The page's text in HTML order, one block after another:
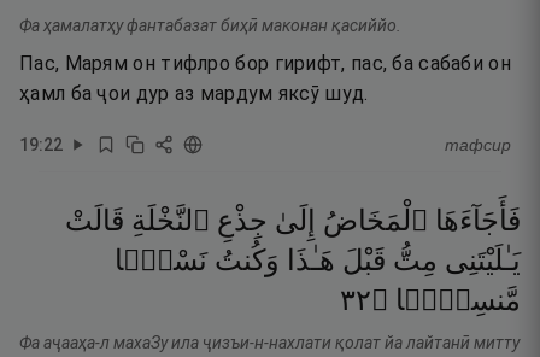
Фа ҳамалатҳу фантабазат биҳӣ маконан қасиййо.
Пас, Марям он тифлро бор гирифт, пас, ба сабаби он
ҳамл ба ҷои дур аз мардум яксӯ шуд.
19:22 тафсир
فَأَجَآءَهَا ٱلْمَخَاضُ إِلَىٰ جِذْعِ ٱلنَّخْلَةِ قَالَتْ
يَـٰلَيْتَنِى مِتُّ قَبْلَ هَـٰذَا وَكُنتُ نَسْيًۭا
مَّنسِيًّۭا ۝٢٣
Фа аҷааҳа-л махаЗу ила ҷизъи-н-нахлати қолат йа лайтанӣ митту